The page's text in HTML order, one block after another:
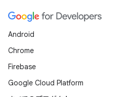
Android
Chrome
Firebase
Google Cloud Platform